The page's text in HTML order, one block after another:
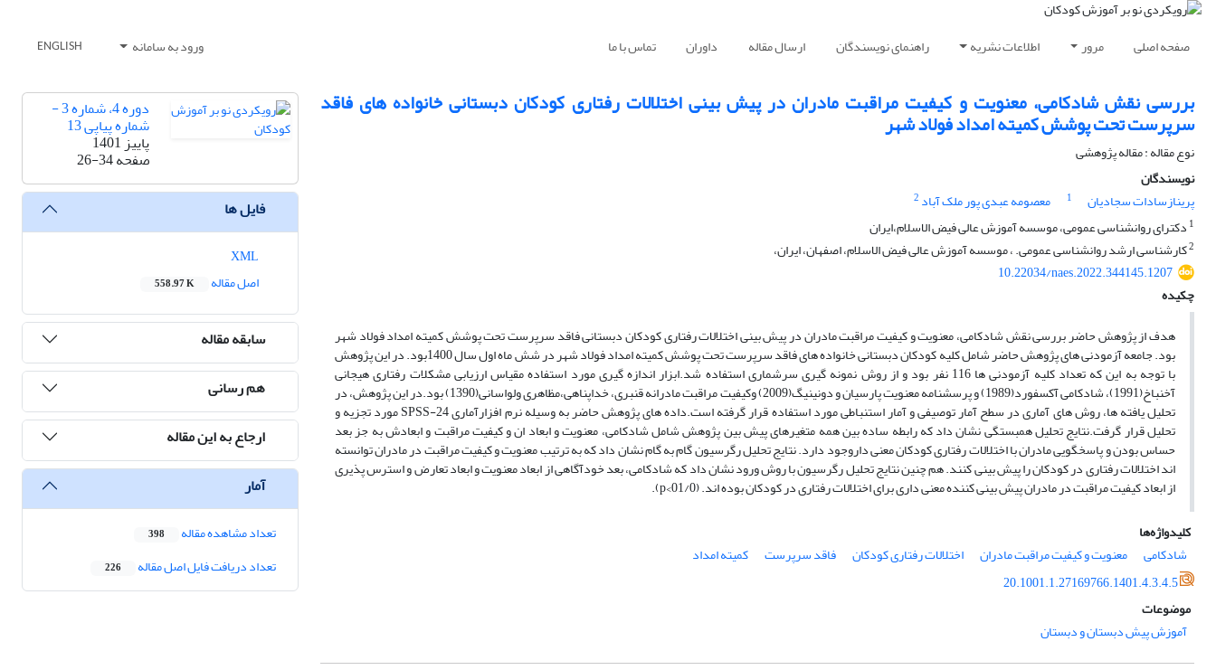
صفحه اصلی مرور اطلاعات نشریه راهنمای نویسندگان ارسال مقاله داوران تماس با ما ورود به سامانه ENGLISH
بررسی نقش شادکامی، معنویت و کیفیت مراقبت مادران در پیش بینی اختلالات رفتاری کودکان دبستانی خانواده های فاقد
سرپرست تحت پوشش کمیته امداد فولاد شهر
نوع مقاله : مقاله پژوهشی
نویسندگان
پرینازسادات سجادیان
1 معصومه عبدی پور ملک آباد 2
1 دکترای روانشناسی عمومی، موسسه آموزش عالی فیض الاسلام،ایران
2کارشناسی ارشد روانشناسی عمومی. ، موسسه آموزش عالی فیض الاسلام، اصفهان، ایران،
10.22034/naes.2022.344145.1207
چکیده
هدف از پژوهش حاضر بررسی نقش شادکامی، معنویت و کیفیت مراقبت مادران در پیش بینی اختلالات رفتاری کودکان دبستانی فاقد سرپرست تحت پوشش کمیته امداد فولاد شهر
بود. جامعه آزمودنی های پژوهش حاضر شامل کلیه کودکان دبستانی خانواده های فاقد سرپرست تحت پوشش کمیته امداد فولاد شهر در شش ماه اول سال 1400بود. در این پژوهش
با توجه به این که تعداد کلیه آزمودنی ها 116 نفر بود و از روش نمونه گیری سرشماری استفاده شد.ابزار اندازه گیری مورد استفاده مقیاس ارزیابی مشکلات رفتاری هیجانی
آخنباخ(1991)، شادکامی آکسفورد(1989) و پرسشنامه معنویت پارسیان و دونینیگ(2009) وکیفیت مراقبت مادرانه قنبری، خداپناهی،مظاهری ولواسانی(1390) بود.در این پژوهش، در
تحلیل یافته ها، روش های آماری در سطح آمار توصیفی و آمار استنباطی مورد استفاده قرار گرفته است.داده های پژوهش حاضر به وسیله نرم افزارآماری SPSS-24 مورد تجزیه و
تحلیل قرار گرفت.نتایج تحلیل همبستگی نشان داد که رابطه ساده بین همه متغیرهای پیش بین پژوهش شامل شادکامی، معنویت و ابعاد ان و کیفیت مراقبت و ابعادش به جز بعد
حساس بودن و پاسخگویی مادران با اختلالات رفتاری کودکان معنی داروجود دارد. نتایج تحلیل رگرسیون گام به گام نشان داد که به ترتیب معنویت و کیفیت مراقبت در مادران توانسته
اند اختلالات رفتاری در کودکان را پیش بینی کنند. هم چنین نتایج تحلیل رگرسیون با روش ورود نشان داد که شادکامی، بعد خودآگاهی از ابعاد معنویت و ابعاد تعارض و استرس پذیری
از ابعاد کیفیت مراقبت در مادران پیش بینی کننده معنی داری برای اختلالات رفتاری در کودکان بوده اند. (01/0>p).
کلیدواژه‌ها
شادکامی
معنویت و کیفیت مراقبت مادران اختلالات رفتاری کودکان فاقد سرپرست
کمیته امداد
20.1001.1.27169766.1401.4.3.4.5
موضوعات
آموزش پیش دبستان و دبستان
دوره 4، شماره 3 -
شماره پیاپی 13
پاییز 1401
صفحه26-34
فایل ها
اصل مقاله
558.97 K
سابقه مقاله
هم رسانی
ارجاع به این مقاله
آمار
تعداد مشاهده مقاله 398
تعداد دریافت فایل اصل مقاله 226